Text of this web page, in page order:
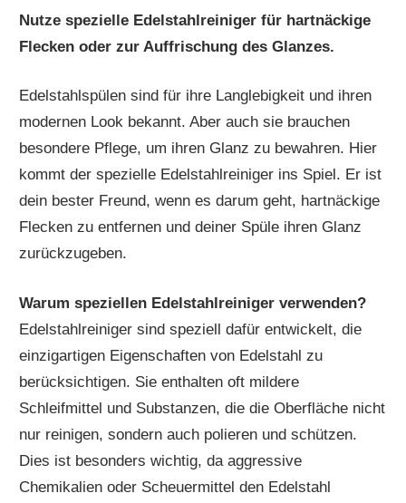
Nutze spezielle Edelstahlreiniger für hartnäckige
Flecken oder zur Auffrischung des Glanzes.
Edelstahlspülen sind für ihre Langlebigkeit und ihren
modernen Look bekannt. Aber auch sie brauchen
besondere Pflege, um ihren Glanz zu bewahren. Hier
kommt der spezielle Edelstahlreiniger ins Spiel. Er ist
dein bester Freund, wenn es darum geht, hartnäckige
Flecken zu entfernen und deiner Spüle ihren Glanz
zurückzugeben.
Warum speziellen Edelstahlreiniger verwenden?
Edelstahlreiniger sind speziell dafür entwickelt, die
einzigartigen Eigenschaften von Edelstahl zu
berücksichtigen. Sie enthalten oft mildere
Schleifmittel und Substanzen, die die Oberfläche nicht
nur reinigen, sondern auch polieren und schützen.
Dies ist besonders wichtig, da aggressive
Chemikalien oder Scheuermittel den Edelstahl